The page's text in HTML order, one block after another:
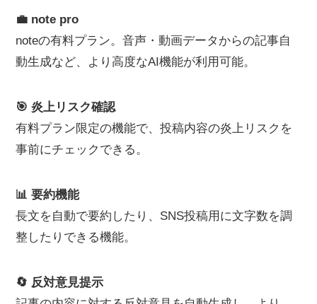
💼 note pro
noteの有料プラン。音声・動画データからの記事自
動生成など、より高度なAI機能が利用可能。
🎯 炎上リスク確認
有料プラン限定の機能で、投稿内容の炎上リスクを
事前にチェックできる。
📊 要約機能
長文を自動で要約したり、SNS投稿用に文字数を調
整したりできる機能。
🔄 反対意見提示